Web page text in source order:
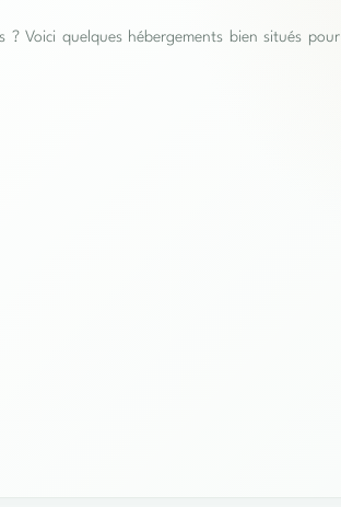
Voici quelques hébergements bien situés pour